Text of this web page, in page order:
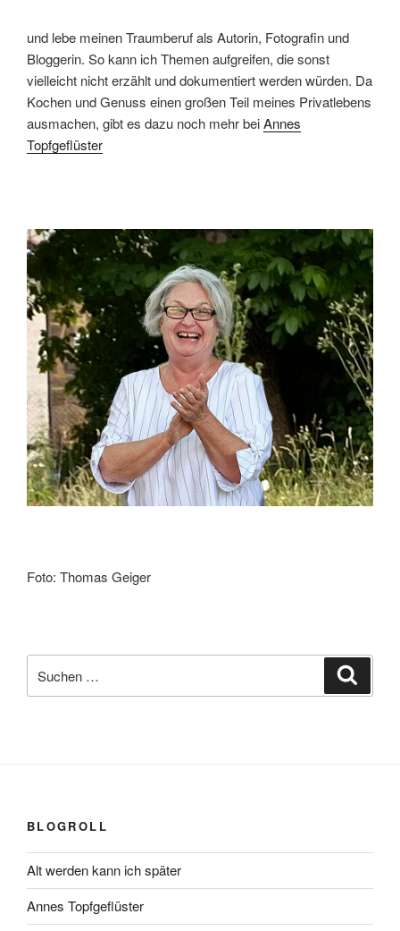
und lebe meinen Traumberuf als Autorin, Fotografin und
Bloggerin. So kann ich Themen aufgreifen, die sonst
vielleicht nicht erzählt und dokumentiert werden würden. Da
Kochen und Genuss einen großen Teil meines Privatlebens
ausmachen, gibt es dazu noch mehr beiAnnes
Topfgeflüster
Foto: Thomas Geiger
nach:
BLOGROLL
Alt werden kann ich später
Annes Topfgeflüster